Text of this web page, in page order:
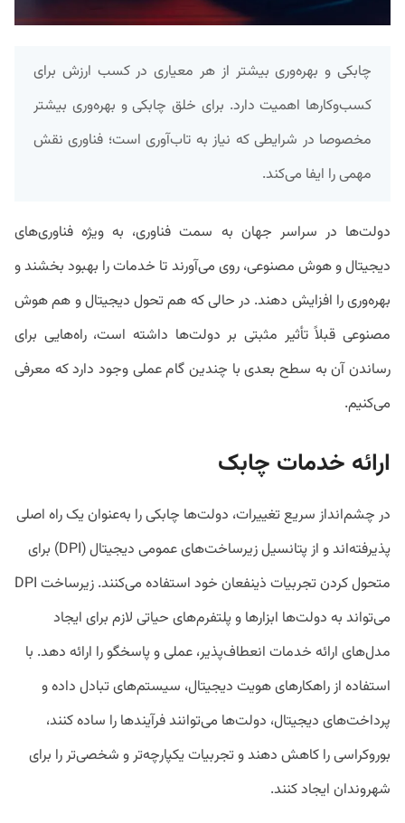
چابکی و بهره‌وری بیشتر از هر معیاری در کسب ارزش برای
کسب‌وکارها اهمیت دارد. برای خلق چابکی و بهره‌وری بیشتر
مخصوصا در شرایطی که نیاز به تاب‌آوری است؛ فناوری نقش
مهمی را ایفا می‌کند.
دولت‌ها در سراسر جهان به سمت فناوری، به ویژه فناوری‌های
دیجیتال و هوش مصنوعی، روی می‌آورند تا خدمات را بهبود بخشند و
بهره‌وری را افزایش دهند. در حالی که هم تحول دیجیتال و هم هوش
مصنوعی قبلاً تأثیر مثبتی بر دولت‌ها داشته ‌است، راه‌هایی برای
رساندن آن به سطح بعدی با چندین گام عملی وجود دارد که معرفی
می‌کنیم.
ارائه خدمات چابک
در چشم‌انداز سریع تغییرات، دولت‌ها چابکی را به‌عنوان یک راه اصلی
پذیرفته‌اند و از پتانسیل زیرساخت‌های عمومی دیجیتال (DPI) برای
متحول کردن تجربیات ذینفعان خود استفاده می‌کنند. زیرساخت DPI
می‌تواند به دولت‌ها ابزارها و پلتفرم‌های حیاتی لازم برای ایجاد
مدل‌های ارائه خدمات انعطاف‌پذیر، عملی و پاسخگو را ارائه دهد. با
استفاده از راهکارهای هویت دیجیتال، سیستم‌های تبادل داده و
پرداخت‌های دیجیتال، دولت‌ها می‌توانند فرآیندها را ساده کنند،
بوروکراسی را کاهش دهند و تجربیات یکپارچه‌تر و شخصی‌تر را برای
شهروندان ایجاد کنند.